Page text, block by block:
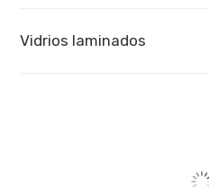
Vidrios laminados